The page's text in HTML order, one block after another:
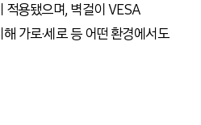
적용됐으며, 벽걸이 VESA
가로·세로 등 어떤 환경에서도